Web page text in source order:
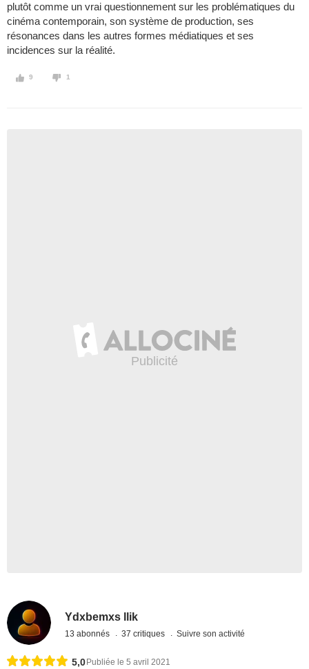
plutôt comme un vrai questionnement sur les problématiques du
cinéma contemporain, son système de production, ses
résonances dans les autres formes médiatiques et ses
incidences sur la réalité.
9 1
Ydxbemxs llik
13 abonnés 37 critiques Suivre son activité
5,0 Publiée le 5 avril 2021